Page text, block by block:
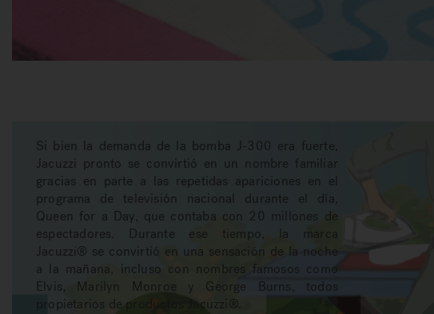
Si bien la demanda de la bomba J-300 era fuerte,
Jacuzzi pronto se convirtió en un nombre familiar
gracias en parte a las repetidas apariciones en el
programa de televisión nacional durante el día,
Queen for a Day, que contaba con 20 millones de
espectadores. Durante ese tiempo, la marca
Jacuzzi® se convirtió en una sensación de la noche
a la mañana, incluso con nombres famosos como
Elvis, Marilyn Monroe y George Burns, todos
propietarios de productos Jacuzzi®.